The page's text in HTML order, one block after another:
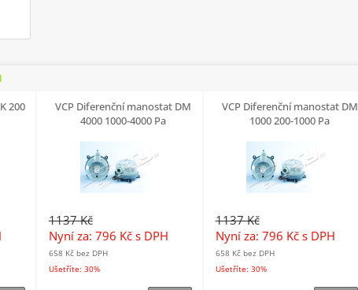
200
VCP Diferenční manostat DM
4000 1000-4000 Pa
1137 Kč
Nyní za: 796 Kč s DPH
658 Kč bez DPH
Ušetříte: 30%
VCP Diferenční manostat DM
1000 200-1000 Pa
1137 Kč
Nyní za: 796 Kč s DPH
658 Kč bez DPH
Ušetříte: 30%